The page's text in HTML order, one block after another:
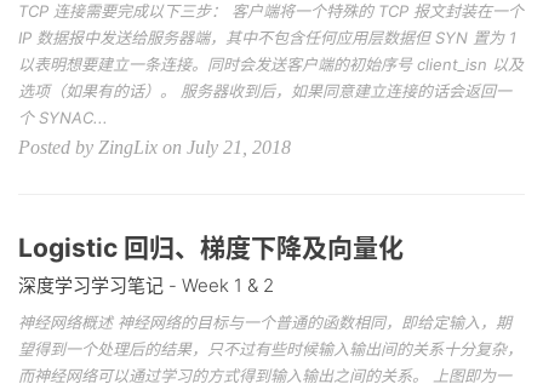
TCP 连接需要完成以下三步： 客户端将一个特殊的 TCP 报文封装在一个
IP 数据报中发送给服务器端，其中不包含任何应用层数据但 SYN 置为 1
以表明想要建立一条连接。同时会发送客户端的初始序号 client_isn 以及
选项（如果有的话）。 服务器收到后，如果同意建立连接的话会返回一
个 SYNAC...
Posted by ZingLix on July 21, 2018
Logistic 回归、梯度下降及向量化
深度学习学习笔记 - Week 1 & 2
神经网络概述 神经网络的目标与一个普通的函数相同，即给定输入，期
望得到一个处理后的结果，只不过有些时候输入输出间的关系十分复杂，
而神经网络可以通过学习的方式得到输入输出之间的关系。 上图即为一